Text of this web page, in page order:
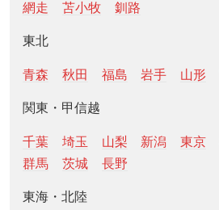
網走
苫小牧 釧路
東北
青森 秋田 福島 岩手 山形
関東・甲信越
千葉 埼玉 山梨 新潟 東京
群馬
茨城 長野
東海・北陸